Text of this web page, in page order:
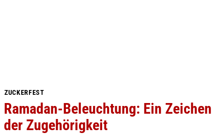
ZUCKERFEST
Ramadan-Beleuchtung: Ein Zeichen
der Zugehörigkeit